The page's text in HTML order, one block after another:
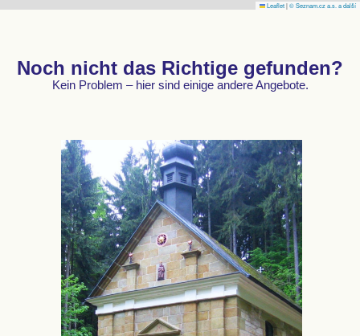
Leaflet|© Seznam.cz a.s. a další
Noch nicht das Richtige gefunden?
Kein Problem – hier sind einige andere Angebote.